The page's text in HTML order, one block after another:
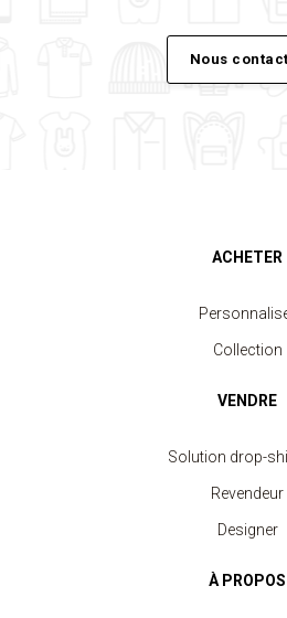
Nous
ACHETER
Collection
VENDRE
Solution drop-
Revendeur
Designer
À PROPOS